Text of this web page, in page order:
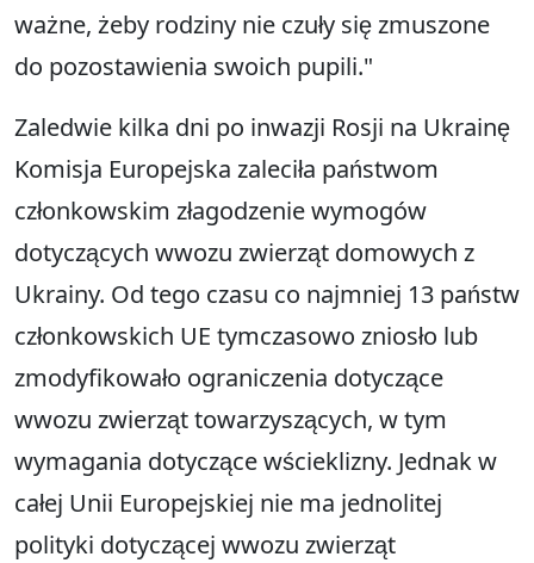
ważne, żeby rodziny nie czuły się zmuszone
do pozostawienia swoich pupili."
Zaledwie kilka dni po inwazji Rosji na Ukrainę
Komisja Europejska zaleciła państwom
członkowskim złagodzenie wymogów
dotyczących wwozu zwierząt domowych z
Ukrainy. Od tego czasu co najmniej 13 państw
członkowskich UE tymczasowo zniosło lub
zmodyfikowało ograniczenia dotyczące
wwozu zwierząt towarzyszących, w tym
wymagania dotyczące wścieklizny. Jednak w
całej Unii Europejskiej nie ma jednolitej
polityki dotyczącej wwozu zwierząt